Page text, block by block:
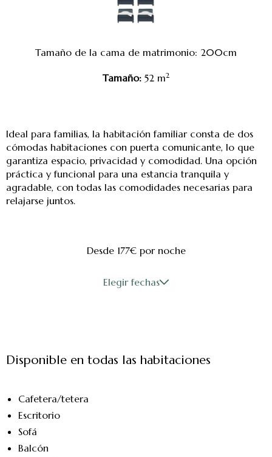
Tamaño de la cama de matrimonio: 200cm
Tamaño: 52 m2
Ideal para familias, la habitación familiar consta de dos
cómodas habitaciones con puerta comunicante, lo que
garantiza espacio, privacidad y comodidad. Una opción
práctica y funcional para una estancia tranquila y
agradable, con todas las comodidades necesarias para
relajarse juntos.
Desde 177€por noche
Elegir fechas
Disponible en todas las habitaciones
Cafetera/tetera
Escritorio
Sofá
Balcón